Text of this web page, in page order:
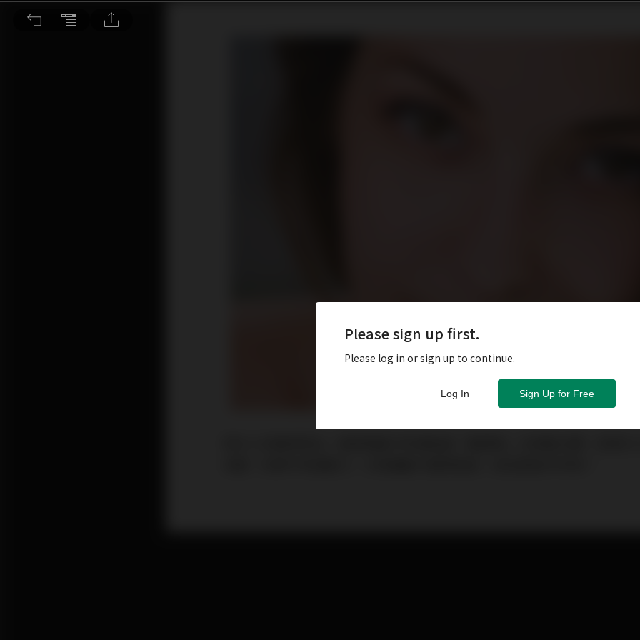
玻尿酸＋線雕 打造屬於東方人的微翹美鼻
Please sign up first.
Please log in or sign up to continue.
Sign Up for Free
Log In